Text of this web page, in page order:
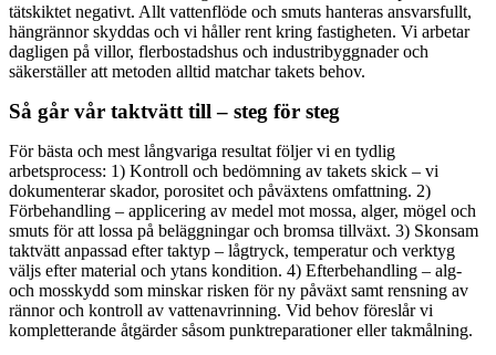
tätskiktet negativt. Allt vattenflöde och smuts hanteras ansvarsfullt,
hängrännor skyddas och vi håller rent kring fastigheten. Vi arbetar
dagligen på villor, flerbostadshus och industribyggnader och
säkerställer att metoden alltid matchar takets behov.
Så går vår taktvätt till – steg för steg
För bästa och mest långvariga resultat följer vi en tydlig
arbetsprocess: 1) Kontroll och bedömning av takets skick – vi
dokumenterar skador, porositet och påväxtens omfattning. 2)
Förbehandling – applicering av medel mot mossa, alger, mögel och
smuts för att lossa på beläggningar och bromsa tillväxt. 3) Skonsam
taktvätt anpassad efter taktyp – lågtryck, temperatur och verktyg
väljs efter material och ytans kondition. 4) Efterbehandling – alg-
och mosskydd som minskar risken för ny påväxt samt rensning av
rännor och kontroll av vattenavrinning. Vid behov föreslår vi
kompletterande åtgärder såsom punktreparationer eller takmålning.